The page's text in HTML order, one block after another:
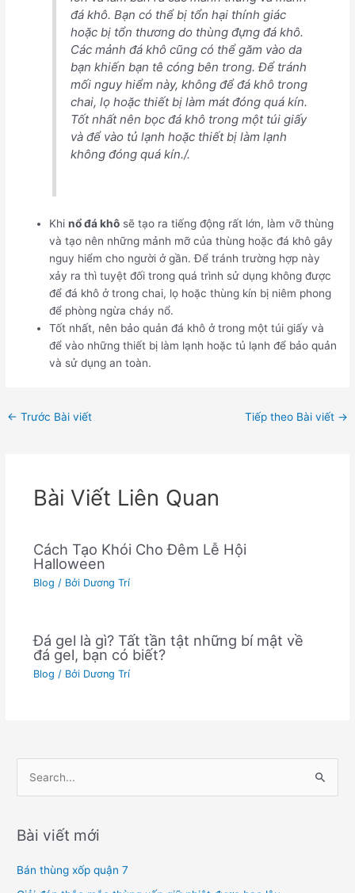
đá khô. Bạn có thể bị tổn hại thính giác
hoặc bị tổn thương do thùng đựng đá khô.
Các mảnh đá khô cũng có thể găm vào da
bạn khiến bạn tê cóng bên trong. Để tránh
mối nguy hiểm này, không để đá khô trong
chai, lọ hoặc thiết bị làm mát đóng quá kín.
Tốt nhất nên bọc đá khô trong một túi giấy
và để vào tủ lạnh hoặc thiết bị làm lạnh
không đóng quá kín./.
Khinổ đá khô sẽ tạo ra tiếng động rất lớn, làm vỡ thùng
và tạo nên những mảnh mỡ của thùng hoặc đá khô gây
nguy hiểm cho người ở gần. Để tránh trường hợp này
xảy ra thì tuyệt đối trong quá trình sử dụng không được
để đá khô ở trong chai, lọ hoặc thùng kín bị niêm phong
để phòng ngừa cháy nổ.
Tốt nhất, nên bảo quản đá khô ở trong một túi giấy và
để vào những thiết bị làm lạnh hoặc tủ lạnh để bảo quản
và sử dụng an toàn.
← Trước Bài viết Tiếp theo Bài viết →
Bài Viết Liên Quan
Cách Tạo Khói Cho Đêm Lễ Hội
Halloween
Blog / Bởi Dương Trí
Đá gel là gì? Tất tần tật những bí mật về
đá gel, bạn có biết?
Blog / Bởi Dương Trí
k
i
Bài viết mới
Bán thùng xốp quận 7